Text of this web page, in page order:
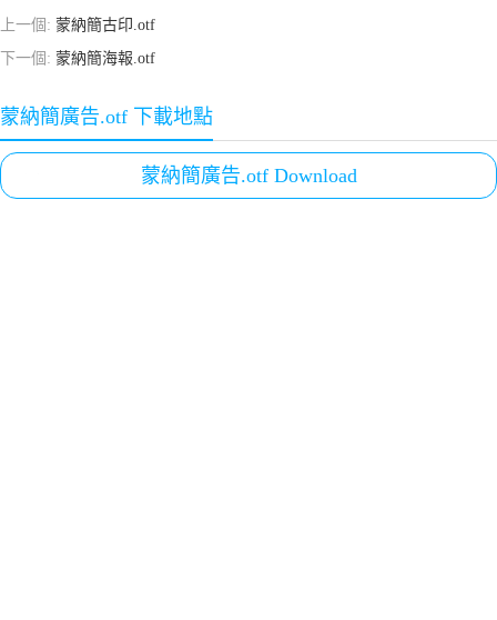
上一個: 蒙納簡古印.otf
下一個: 蒙納簡海報.otf
蒙納簡廣告.otf 下載地點
蒙納簡廣告.otf Download